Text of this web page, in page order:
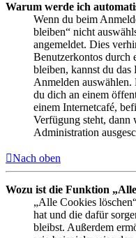
Warum werde ich
Wenn du beim
bleiben“ nicht
angemeldet. Dies
Benutzerkontos durch
bleiben, kannst du
Anmelden
du dich an einem
einem Internetcafé,
Verfügung steht,
Administration
Nach oben
Wozu ist die Funktion
„Alle Cookies
hat und die dafür
bleibst. Außerdem